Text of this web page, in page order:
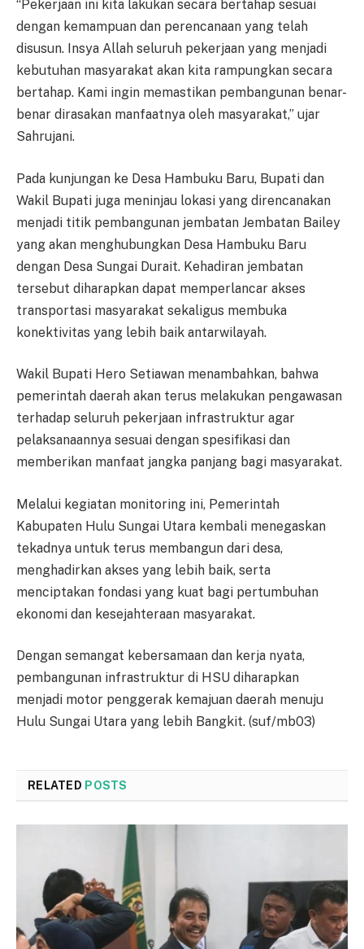
“Pekerjaan ini kita lakukan secara bertahap sesuai
dengan kemampuan dan perencanaan yang telah
disusun. Insya Allah seluruh pekerjaan yang menjadi
kebutuhan masyarakat akan kita rampungkan secara
bertahap. Kami ingin memastikan pembangunan benar-
benar dirasakan manfaatnya oleh masyarakat,” ujar
Sahrujani.
Pada kunjungan ke Desa Hambuku Baru, Bupati dan
Wakil Bupati juga meninjau lokasi yang direncanakan
menjadi titik pembangunan jembatan Jembatan Bailey
yang akan menghubungkan Desa Hambuku Baru
dengan Desa Sungai Durait. Kehadiran jembatan
tersebut diharapkan dapat memperlancar akses
transportasi masyarakat sekaligus membuka
konektivitas yang lebih baik antarwilayah.
Wakil Bupati Hero Setiawan menambahkan, bahwa
pemerintah daerah akan terus melakukan pengawasan
terhadap seluruh pekerjaan infrastruktur agar
pelaksanaannya sesuai dengan spesifikasi dan
memberikan manfaat jangka panjang bagi masyarakat.
Melalui kegiatan monitoring ini, Pemerintah
Kabupaten Hulu Sungai Utara kembali menegaskan
tekadnya untuk terus membangun dari desa,
menghadirkan akses yang lebih baik, serta
menciptakan fondasi yang kuat bagi pertumbuhan
ekonomi dan kesejahteraan masyarakat.
Dengan semangat kebersamaan dan kerja nyata,
pembangunan infrastruktur di HSU diharapkan
menjadi motor penggerak kemajuan daerah menuju
Hulu Sungai Utara yang lebih Bangkit. (suf/mb03)
RELATED POSTS